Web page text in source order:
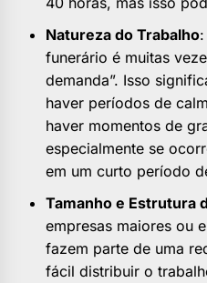
Natureza do Trabalho
funerário é muitas
demanda”. Isso
haver períodos de
haver momentos de
especialmente se
em um curto período
Tamanho e Estrutura
empresas maiores ou
fazem parte de uma
fácil distribuir o